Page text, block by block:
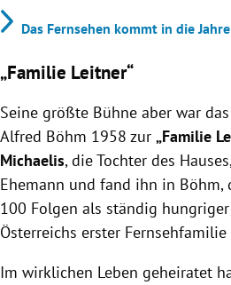
Das Fernsehen kommt in die Jahre
„Familie Leitner“
Seine größte Bühne aber war das
Alfred Böhm 1958 zur „Familie
Michaelis, die Tochter des
Ehemann und fand ihn in Böhm,
100 Folgen als ständig
Österreichs erster
Im wirklichen Leben geheiratet